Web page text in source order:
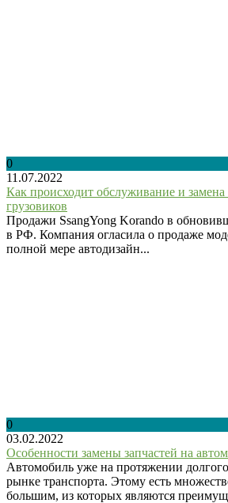
0
11.07.2022
Как происходит обслуживание и замена
грузовиков
Продажи SsangYong Korando в
в РФ. Компания огласила о продаже
полной мере автодизайн...
0
03.02.2022
Особенности замены запчастей на
Автомобиль уже на протяжении
рынке транспорта. Этому есть
большим, из которых являются